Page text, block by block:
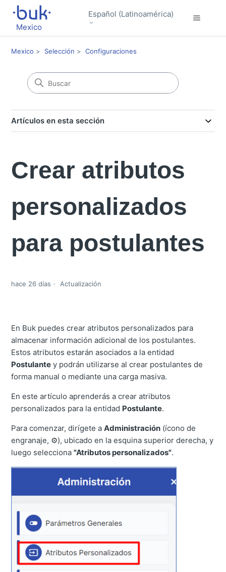
Mexico
Español (Latinoamérica)
Mexico Selección Configuraciones
Artículos en esta sección
Crear atributos
personalizados
para postulantes
hace 26 días Actualización
En Buk puedes crear atributos personalizados para
almacenar información adicional de los postulantes.
Estos atributos estarán asociados a la entidad
Postulante y podrán utilizarse al crear postulantes de
forma manual o mediante una carga masiva.
En este artículo aprenderás a crear atributos
personalizados para la entidad Postulante.
Para comenzar, dirígete aAdministración (ícono de
engranaje, ⚙️), ubicado en la esquina superior derecha, y
luego selecciona"Atributos personalizados".